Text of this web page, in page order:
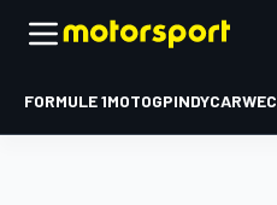
FORMULE 1MOTOGPINDYCARWEC